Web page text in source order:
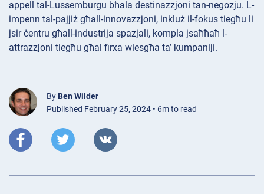
appell tal-Lussemburgu bħala destinazzjoni tan-negozju. L-
impenn tal-pajjiż għall-innovazzjoni, inkluż il-fokus tiegħu li
jsir ċentru għall-industrija spazjali, kompla jsaħħaħ l-
attrazzjoni tiegħu għal firxa wiesgħa ta’ kumpaniji.
By Ben Wilder
Published February 25, 2024 • 6m to read